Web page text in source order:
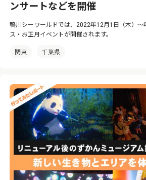
ンサートなどを開催
鴨川シーワールドでは、2022年12月1日（木）〜
ス・お正月イベントが開催されます。
関東 千葉県